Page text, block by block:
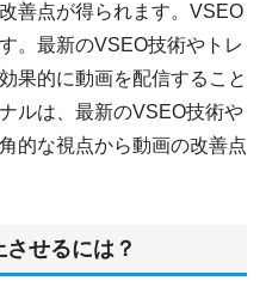
善点が得られます。VSEO
。最新のVSEO技術やトレ
果的に動画を配信すること
ルは、最新のVSEO技術や
的な視点から動画の改善点
せるには？